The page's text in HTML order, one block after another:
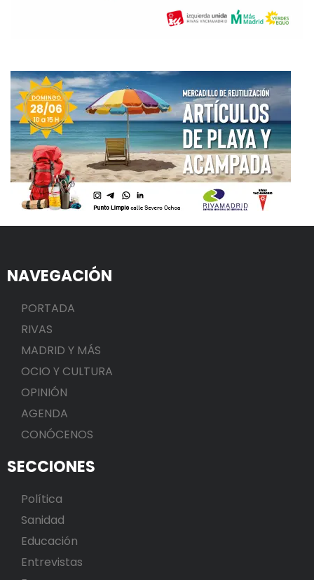
NAVEGACIÓN
PORTADA
RIVAS
MADRID Y MÁS
OCIO Y CULTURA
OPINIÓN
AGENDA
CONÓCENOS
SECCIONES
Política
Sanidad
Educación
Entrevistas